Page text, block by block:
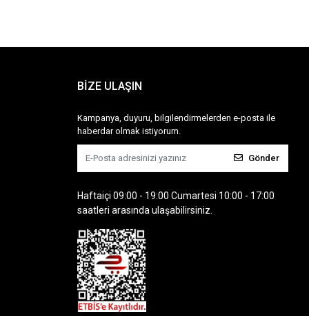
BİZE ULAŞIN
Kampanya, duyuru, bilgilendirmelerden e-posta ile
haberdar olmak istiyorum.
Gönder
Haftaiçi 09:00 - 19:00 Cumartesi 10:00 - 17:00
saatleri arasında ulaşabilirsiniz.